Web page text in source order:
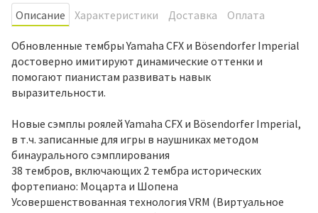
Oписание Характеристики Доставка Оплата
Обновленные тембры Yamaha CFX и Bösendorfer Imperial
достоверно имитируют динамические оттенки и
помогают пианистам развивать навык
выразительности.
Новые сэмплы роялей Yamaha CFX и Bösendorfer Imperial,
в т.ч. записанные для игры в наушниках методом
бинаурального сэмплирования
38 тембров, включающих 2 тембра исторических
фортепиано: Моцарта и Шопена
Усовершенствованная технология VRM (Виртуальное